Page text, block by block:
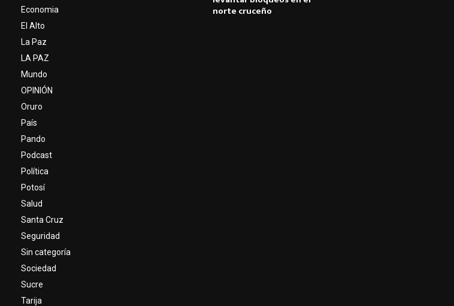
norte cruceño
Economia
El Alto
La Paz
LA PAZ
Mundo
OPINIÓN
Oruro
País
Pando
Podcast
Política
Potosí
Salud
Santa Cruz
Seguridad
Sin categoría
Sociedad
Sucre
Tarija